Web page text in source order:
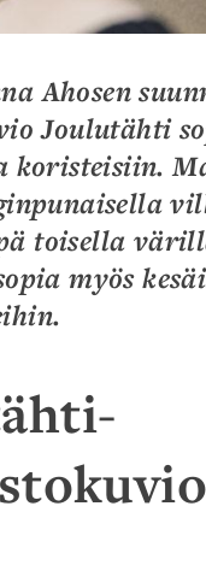
Ahosen
Joulutähti
koristeisiin.
toisella
myös